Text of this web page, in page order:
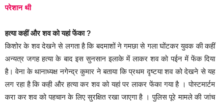
परेशान थी
हत्या कहीं और शव को यहां फेंका ?
किशोर के शव देखने से लगता है कि बदमाशों ने गमछा से गला घोंटकर युवक की कहीं
अन्यत्र जगह हत्या के बाद इस सुनसान इलाके में लाकर शव को पईन में फेंक दिया
है। वेना के थानाध्यक्ष नगेन्द्र कुमार ने बताया कि प्रथम दृष्टया शव को देखने से यह
लग रहा है कि कही और हत्या कर शव को यहां पर लाकर फेंका गया है । पोस्टमार्टम
करा कर शव को पहचान के लिए सुरक्षित रखा जाएगा है । पुलिस पूरे मामले की जांच